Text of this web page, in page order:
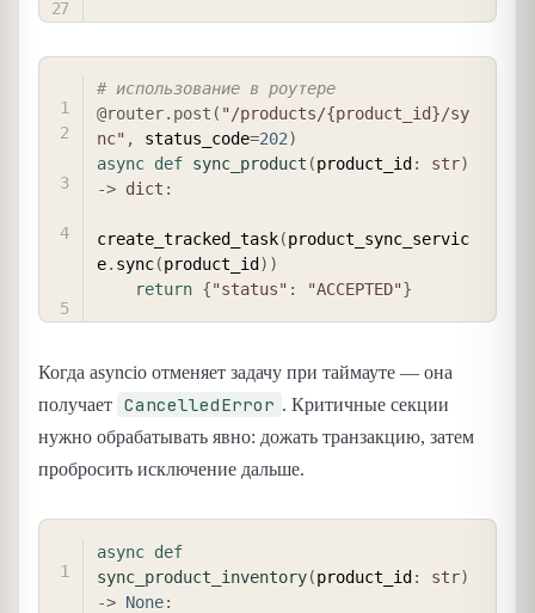
# использование в роутере
@router. post ( "/products/{product_id}/sy
nc" , status_code=202)
async def sync_product (product_id : str)
-> dict :
create_tracked_task(product_sync_servic
e. sync(product_id ) )
return {"status" : "ACCEPTED"}
Когда asyncio отменяет задачу при таймауте — она
получает CancelledError . Критичные секции
нужно обрабатывать явно: дожать транзакцию, затем
пробросить исключение дальше.
async def
sync_product_inventory(product_id : str)
-> None: